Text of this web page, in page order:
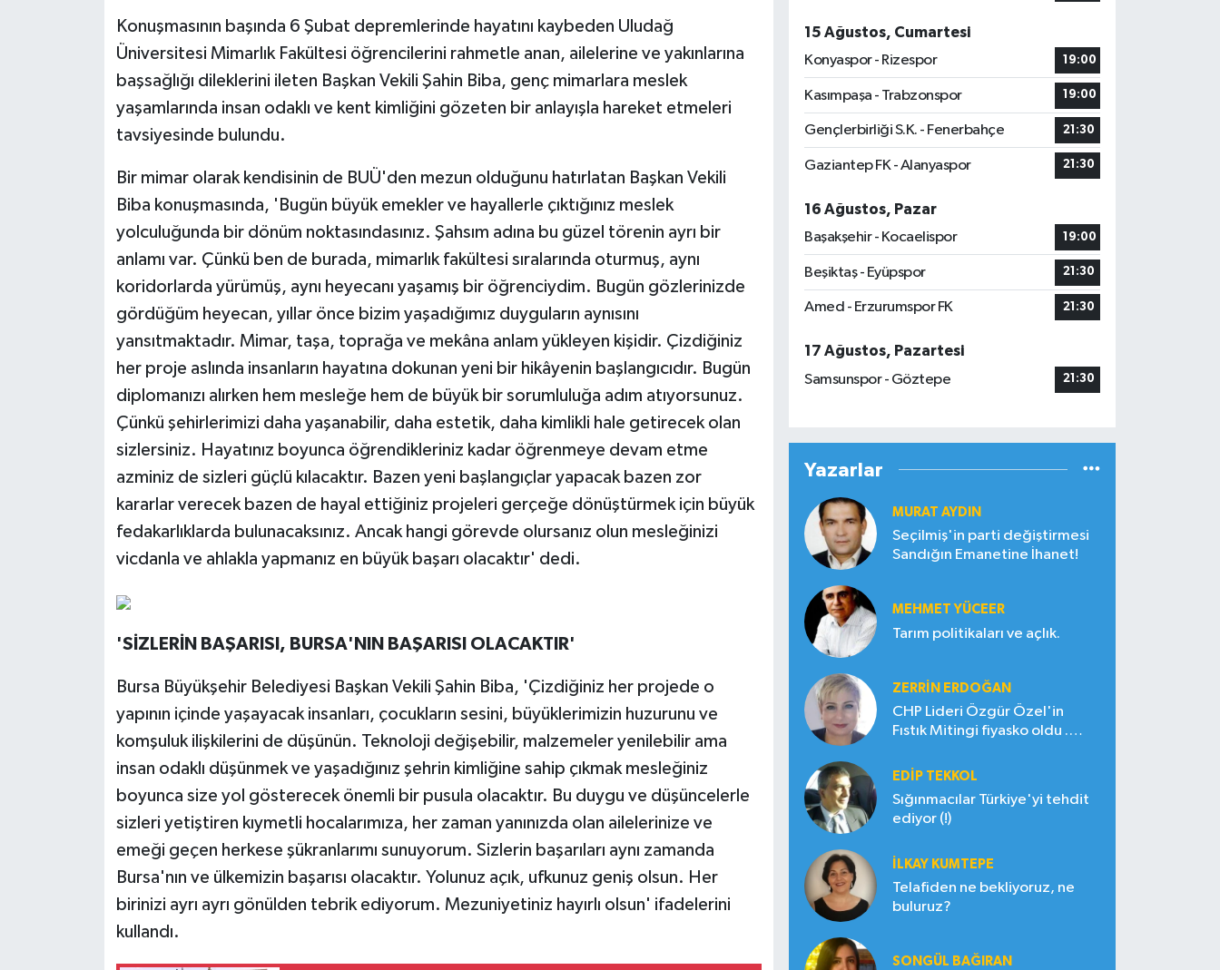
Konuşmasının başında 6 Şubat depremlerinde hayatını kaybeden Uludağ
Üniversitesi Mimarlık Fakültesi öğrencilerini rahmetle anan, ailelerine ve yakınlarına
başsağlığı dileklerini ileten Başkan Vekili Şahin Biba, genç mimarlara meslek
yaşamlarında insan odaklı ve kent kimliğini gözeten bir anlayışla hareket etmeleri
tavsiyesinde bulundu.
Bir mimar olarak kendisinin de BUÜ'den mezun olduğunu hatırlatan Başkan Vekili
Biba konuşmasında, 'Bugün büyük emekler ve hayallerle çıktığınız meslek
yolculuğunda bir dönüm noktasındasınız. Şahsım adına bu güzel törenin ayrı bir
anlamı var. Çünkü ben de burada, mimarlık fakültesi sıralarında oturmuş, aynı
koridorlarda yürümüş, aynı heyecanı yaşamış bir öğrenciydim. Bugün gözlerinizde
gördüğüm heyecan, yıllar önce bizim yaşadığımız duyguların aynısını
yansıtmaktadır. Mimar, taşa, toprağa ve mekâna anlam yükleyen kişidir. Çizdiğiniz
her proje aslında insanların hayatına dokunan yeni bir hikâyenin başlangıcıdır. Bugün
diplomanızı alırken hem mesleğe hem de büyük bir sorumluluğa adım atıyorsunuz.
Çünkü şehirlerimizi daha yaşanabilir, daha estetik, daha kimlikli hale getirecek olan
sizlersiniz. Hayatınız boyunca öğrendikleriniz kadar öğrenmeye devam etme
azminiz de sizleri güçlü kılacaktır. Bazen yeni başlangıçlar yapacak bazen zor
kararlar verecek bazen de hayal ettiğiniz projeleri gerçeğe dönüştürmek için büyük
fedakarlıklarda bulunacaksınız. Ancak hangi görevde olursanız olun mesleğinizi
vicdanla ve ahlakla yapmanız en büyük başarı olacaktır' dedi.
'SİZLERİN BAŞARISI, BURSA'NIN BAŞARISI OLACAKTIR'
Bursa Büyükşehir Belediyesi Başkan Vekili Şahin Biba, 'Çizdiğiniz her projede o
yapının içinde yaşayacak insanları, çocukların sesini, büyüklerimizin huzurunu ve
komşuluk ilişkilerini de düşünün. Teknoloji değişebilir, malzemeler yenilebilir ama
insan odaklı düşünmek ve yaşadığınız şehrin kimliğine sahip çıkmak mesleğiniz
boyunca size yol gösterecek önemli bir pusula olacaktır. Bu duygu ve düşüncelerle
sizleri yetiştiren kıymetli hocalarımıza, her zaman yanınızda olan ailelerinize ve
emeği geçen herkese şükranlarımı sunuyorum. Sizlerin başarıları aynı zamanda
Bursa'nın ve ülkemizin başarısı olacaktır. Yolunuz açık, ufkunuz geniş olsun. Her
birinizi ayrı ayrı gönülden tebrik ediyorum. Mezuniyetiniz hayırlı olsun' ifadelerini
kullandı.
15 Ağustos, Cumartesi
Konyaspor - Rizespor
19:00
Kasımpaşa - Trabzonspor 19:00
Gençlerbirliği S.K. - Fenerbahçe 21:30
Gaziantep FK - Alanyaspor 21:30
16 Ağustos, Pazar
Başakşehir - Kocaelispor
19:00
Beşiktaş - Eyüpspor 21:30
Amed - Erzurumspor FK 21:30
17 Ağustos, Pazartesi
Samsunspor - Göztepe
21:30
Yazarlar
MURAT AYDIN
Seçilmiş'in parti değiştirmesi
Sandığın Emanetine İhanet!
MEHMET YÜCEER
Tarım politikaları ve açlık.
ZERRIN ERDOĞAN
CHP Lideri Özgür Özel'in
Fıstık Mitingi fiyasko oldu .
EDIP TEKKOL
Sığınmacılar Türkiye'yi tehdit
ediyor (!)
İLKAY KUMTEPE
Telafiden ne bekliyoruz, ne
buluruz?
SONGÜL BAĞIRAN